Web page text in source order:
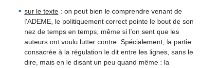
sur le texte: on peut bien le comprendre venant de
l’ADEME, le politiquement correct pointe le bout de son
nez de temps en temps, même si l’on sent que les
auteurs ont voulu lutter contre. Spécialement, la partie
consacrée à la régulation le dit entre les lignes, sans le
dire, mais en le disant un peu quand même : la